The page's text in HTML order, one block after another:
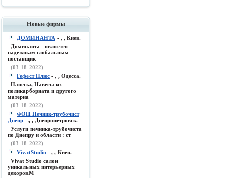
Новые фирмы
ДОМИНАНТА - , , Киев.
Доминанта - является
надежным глобальным
поставщик
(03-18-2022)
Гефест Плюс - , , Одесса.
Навесы, Навесы из
поликарборната и другого
материа
(03-18-2022)
ФОП Печник-трубочист
Днепр - , , Днепропетровск.
Услуги печника-трубочиста
по Днепру и области : ст
(03-18-2022)
VivatStudio - , , Киев.
Vivat Studio салон
уникальных интерьерных
декоровМ